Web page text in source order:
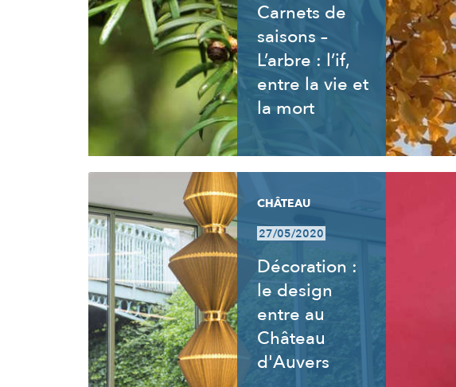
Carnets de
saisons –
L’arbre : l’if,
entre la vie et
la mort
CHÂTEAU
27/05/2020
Décoration :
le design
entre au
Château
d'Auvers